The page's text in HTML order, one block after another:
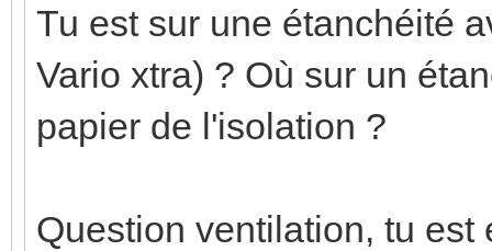
Tu est sur une étanchéité
Vario xtra) ? Où sur un
papier de l'isolation ?
Question ventilation, tu